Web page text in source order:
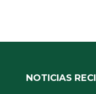
NOTICIAS